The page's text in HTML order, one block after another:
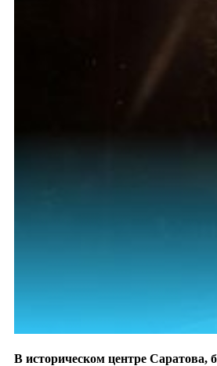
В историческом центре Саратова,